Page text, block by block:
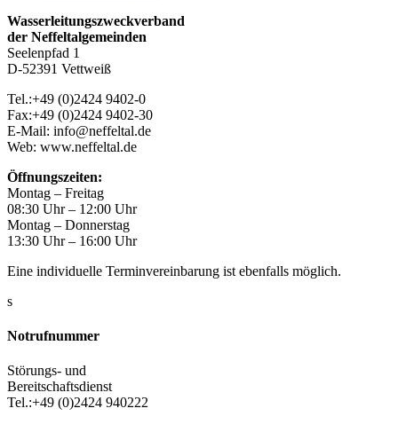
Wasserleitungszweckverband
der Neffeltalgemeinden
Seelenpfad 1
D-52391 Vettweiß
Tel.:+49 (0)2424 9402-0
Fax:+49 (0)2424 9402-30
E-Mail: info@neffeltal.de
Web: www.neffeltal.de
Öffnungszeiten:
Montag – Freitag
08:30 Uhr – 12:00 Uhr
Montag – Donnerstag
13:30 Uhr – 16:00 Uhr
Eine individuelle Terminvereinbarung ist ebenfalls möglich.
s
Notrufnummer
Störungs- und
Bereitschaftsdienst
Tel.:+49 (0)2424 940222